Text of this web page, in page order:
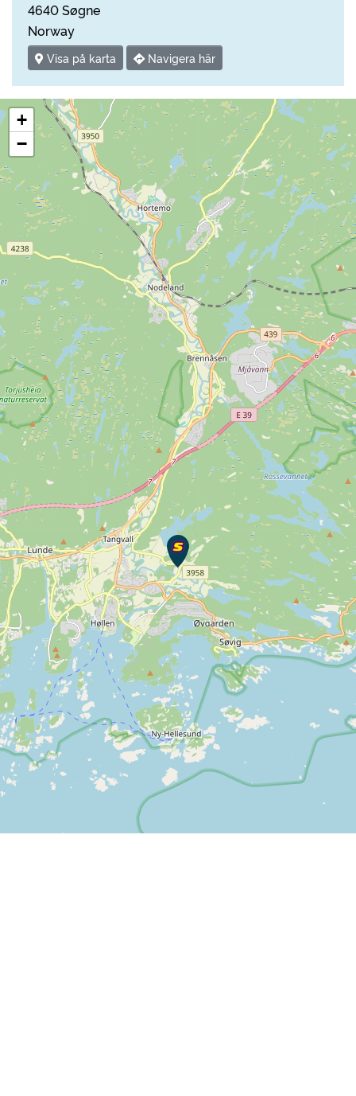
4640 Søgne
Norway
Visa på karta Navigera här
+
−